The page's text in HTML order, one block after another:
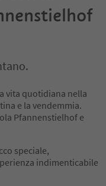
vita quotidiana nella
e la vendemmia.
Pfannenstielhof e
speciale,
indimenticabile